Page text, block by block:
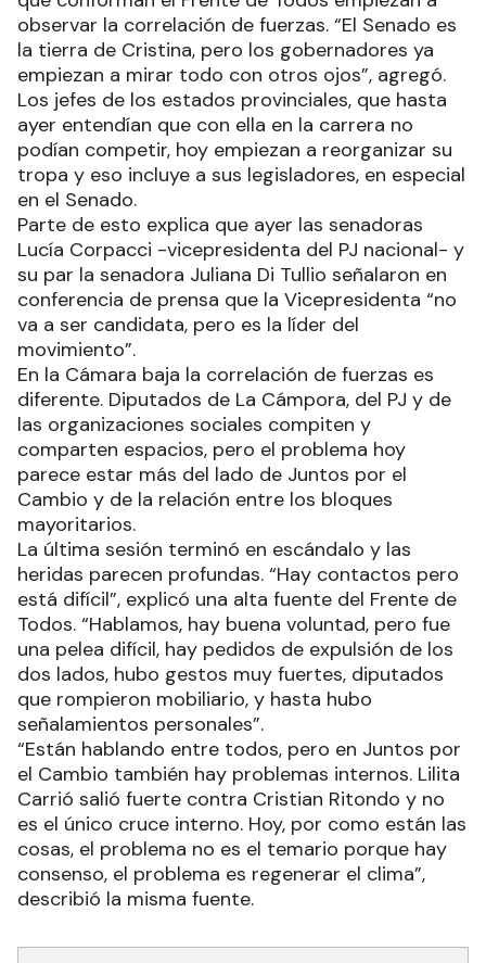
observar la correlación de fuerzas. “El Senado es
la tierra de Cristina, pero los gobernadores ya
empiezan a mirar todo con otros ojos”, agregó.
Los jefes de los estados provinciales, que hasta
ayer entendían que con ella en la carrera no
podían competir, hoy empiezan a reorganizar su
tropa y eso incluye a sus legisladores, en especial
en el Senado.
Parte de esto explica que ayer las senadoras
Lucía Corpacci -vicepresidenta del PJ nacional- y
su par la senadora Juliana Di Tullio señalaron en
conferencia de prensa que la Vicepresidenta “no
va a ser candidata, pero es la líder del
movimiento”.
En la Cámara baja la correlación de fuerzas es
diferente. Diputados de La Cámpora, del PJ y de
las organizaciones sociales compiten y
comparten espacios, pero el problema hoy
parece estar más del lado de Juntos por el
Cambio y de la relación entre los bloques
mayoritarios.
La última sesión terminó en escándalo y las
heridas parecen profundas. “Hay contactos pero
está difícil”, explicó una alta fuente del Frente de
Todos. “Hablamos, hay buena voluntad, pero fue
una pelea difícil, hay pedidos de expulsión de los
dos lados, hubo gestos muy fuertes, diputados
que rompieron mobiliario, y hasta hubo
señalamientos personales”.
“Están hablando entre todos, pero en Juntos por
el Cambio también hay problemas internos. Lilita
Carrió salió fuerte contra Cristian Ritondo y no
es el único cruce interno. Hoy, por como están las
cosas, el problema no es el temario porque hay
consenso, el problema es regenerar el clima”,
describió la misma fuente.